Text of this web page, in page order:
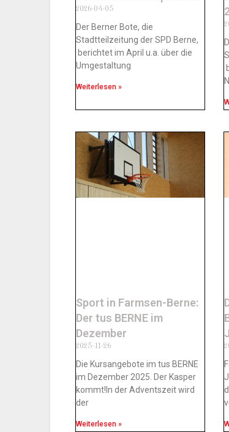
2026-04-05
Der Berner Bote, die
Stadtteilzeitung der SPD Berne,
berichtet im April u.a. über die
Umgestaltung
Weiterlesen »
Sport in Farmsen-Berne:
Der tus BERNE im
Dezember
2025-11-26
Die Kursangebote im tus BERNE
im Dezember 2025. Der Kasper
kommt!In der Adventszeit wird
der
Weiterlesen »